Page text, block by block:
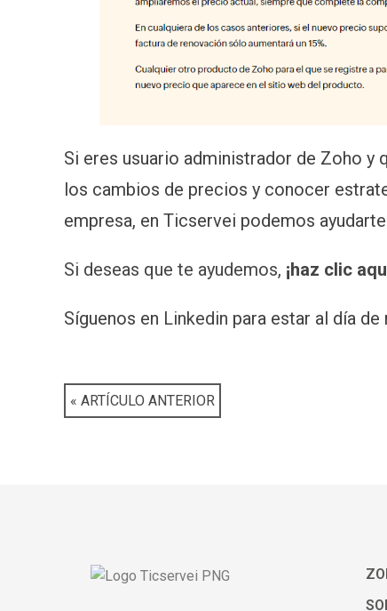
Si eres usuario administrador de Zoho
los cambios de precios y conocer
empresa, en Ticservei podemos
Si deseas que te ayudemos, ¡haz clic
Síguenos en Linkedin para estar al día de
« ARTÍCULO ANTERIOR